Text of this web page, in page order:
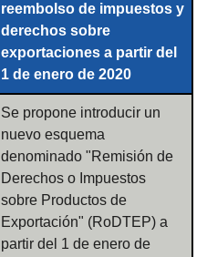
reembolso de impuestos y
derechos sobre
exportaciones a partir del
1 de enero de 2020
Se propone introducir un
nuevo esquema
denominado "Remisión de
Derechos o Impuestos
sobre Productos de
Exportación" (RoDTEP) a
partir del 1 de enero de